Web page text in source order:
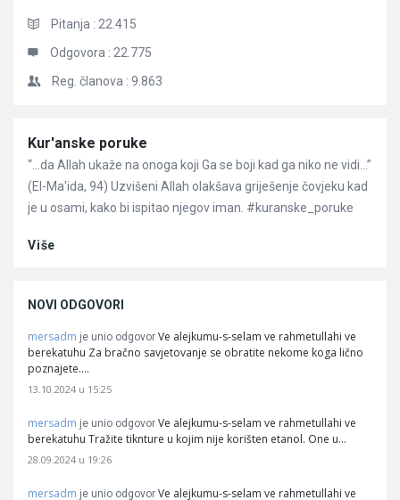
Pitanja : 22.415
Odgovora : 22.775
Reg. članova : 9.863
Članci
Kur'anske poruke
“…da Allah ukaže na onoga koji Ga se boji kad ga niko ne vidi…”
(El-Ma'ida, 94) Uzvišeni Allah olakšava griješenje čovjeku kad
je u osami, kako bi ispitao njegov iman. #kuranske_poruke
Više
NOVI ODGOVORI
mersadm je unio odgovor Ve alejkumu-s-selam ve rahmetullahi ve
berekatuhu Za bračno savjetovanje se obratite nekome koga lično
poznajete.…
13.10.2024 u 15:25
mersadm je unio odgovor Ve alejkumu-s-selam ve rahmetullahi ve
berekatuhu Tražite tiknture u kojim nije korišten etanol. One u…
28.09.2024 u 19:26
mersadm je unio odgovor Ve alejkumu-s-selam ve rahmetullahi ve